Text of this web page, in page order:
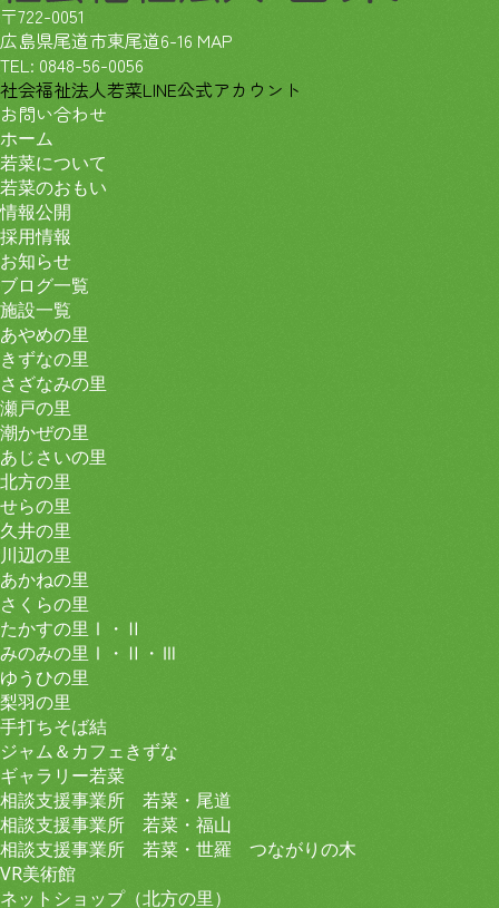
〒722-0051
広島県尾道市東尾道6-16 MAP
TEL: 0848-56-0056
社会福祉法人若菜LINE公式アカウント
お問い合わせ
ホーム
若菜について
若菜のおもい
情報公開
採用情報
お知らせ
ブログ一覧
施設一覧
あやめの里
きずなの里
さざなみの里
瀬戸の里
潮かぜの里
あじさいの里
北方の里
せらの里
久井の里
川辺の里
あかねの里
さくらの里
たかすの里Ⅰ・Ⅱ
みのみの里Ⅰ・Ⅱ・Ⅲ
ゆうひの里
梨羽の里
手打ちそば結
ジャム＆カフェきずな
ギャラリー若菜
相談支援事業所 若菜・尾道
相談支援事業所 若菜・福山
相談支援事業所 若菜・世羅 つながりの木
VR美術館
ネットショップ（北方の里）